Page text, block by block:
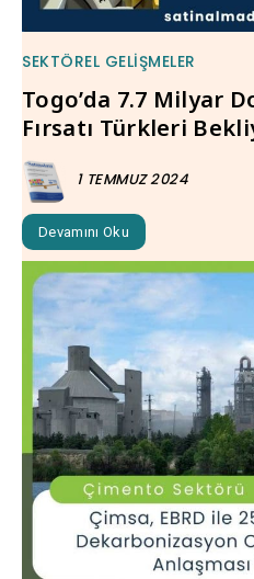
SEKTÖREL GELIŞMELER
Togo’da 7.7 Milyar
Fırsatı Türkleri
1 TEMMUZ 2024
Devamını Oku